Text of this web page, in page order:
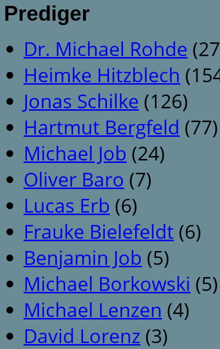
Prediger
Dr. Michael Rohde
Heimke Hitzblech
Jonas Schilke (126)
Hartmut Bergfeld (77)
Michael Job (24)
Oliver Baro (7)
Lucas Erb (6)
Frauke Bielefeldt (6)
Benjamin Job (5)
Michael Borkowski (5)
Michael Lenzen (4)
David Lorenz (3)